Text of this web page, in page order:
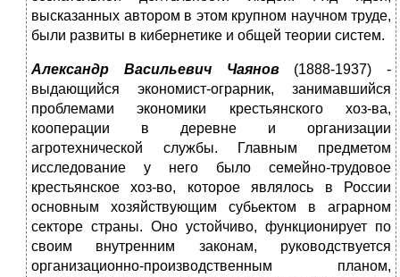
высказанных автором в этом крупном научном труде,
были развиты в кибернетике и общей теории систем.
Александр Васильевич Чаянов(1888-1937) -
выдающийся экономист-ограрник, занимавшийся
проблемами экономики крестьянского хоз-ва,
кооперации в деревне и организации
агротехнической службы. Главным предметом
исследование у него было семейно-трудовое
крестьянское хоз-во, которое являлось в России
основным хозяйствующим субьектом в аграрном
секторе страны. Оно устойчиво, функционирует по
своим внутренним законам, руководствуется
организационно-производственным планом,